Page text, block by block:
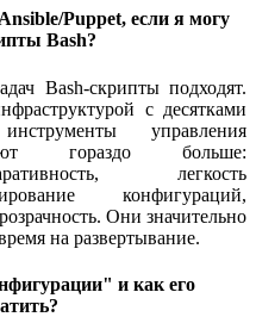
Puppet, если я могу
Bash?
Bash-скрипты подходят.
с десятками
управления
гораздо больше:
легкость
конфигураций,
Они значительно
на развертывание.
и как его